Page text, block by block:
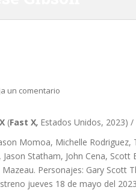
un comentario
(Fast X, Estados Unidos, 2023) /
Momoa, Michelle
Jason Statham, John Cena,
Mazeau. Personajes: Gary Scott
jueves 18 de mayo del